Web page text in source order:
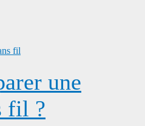
une
fil ?